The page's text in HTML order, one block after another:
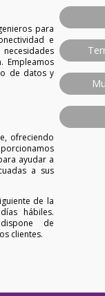
para
e
Empleamos
de datos y
ofreciendo
ayudar a
a sus
de la
hábiles.
de
clientes.